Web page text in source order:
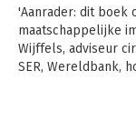
'Aanrader: dit boek
maatschappelijke
Wijffels, adviseur
SER, Wereldbank,